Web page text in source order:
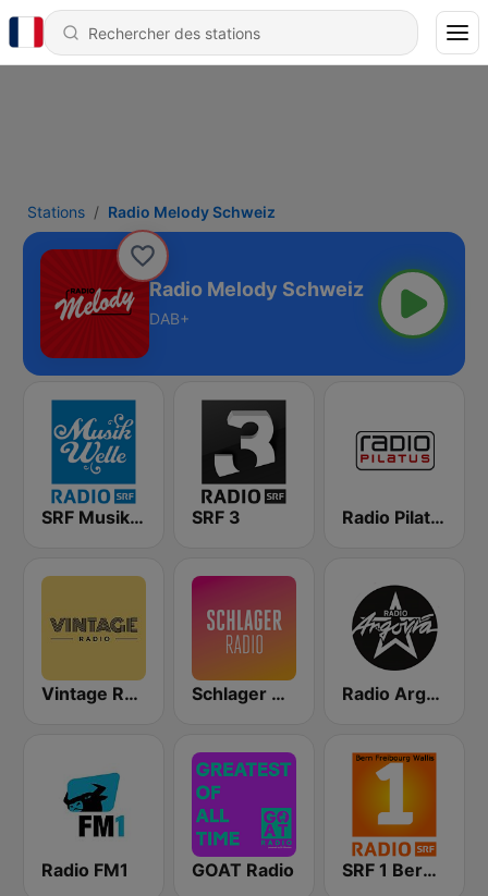
Stations Radio Melody Schweiz
Radio Melody Schweiz
DAB+
SRF Musikwelle SRF 3 Radio Pilatus
Vintage Radio Schlager Radio Radio Argovia
Radio FM1 GOAT Radio SRF 1 Bern Freibourg Wallis